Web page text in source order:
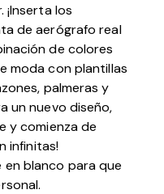
los
de aerógrafo real
de colores
moda con plantillas
palmeras y
un nuevo diseño,
y comienza de
infinitas!
en blanco para que